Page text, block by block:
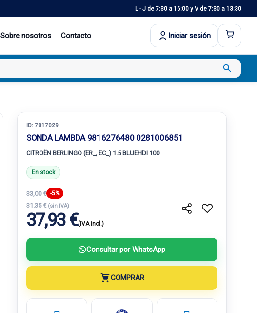
L - J de 7:30 a 16:00 y V de 7:30 a 13:30
Sobre nosotros Contacto Iniciar sesión
search
ID: 7817029
SONDA LAMBDA 9816276480 0281006851
CITROËN BERLINGO (ER_, EC_) 1.5 BLUEHDI 100
En stock
33,00 € -5%
31.35 € (sin IVA)
37,93 €(IVA incl.)
Consultar por WhatsApp
COMPRAR